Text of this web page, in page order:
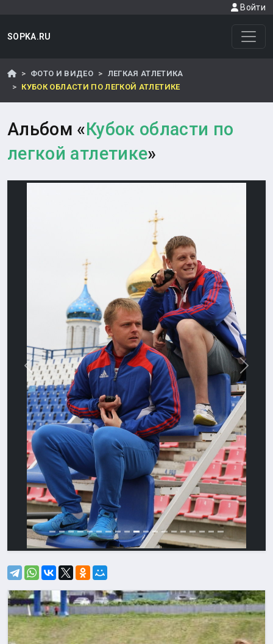
Войти
SOPKA.RU
ФОТО И ВИДЕО
ЛЕГКАЯ АТЛЕТИКА
КУБОК ОБЛАСТИ ПО ЛЕГКОЙ АТЛЕТИКЕ
Альбом «Кубок области по
легкой атлетике»
Назад